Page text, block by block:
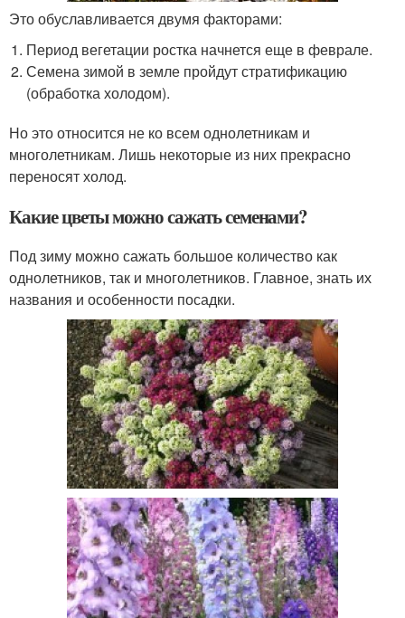
Это обуславливается двумя факторами:
Период вегетации ростка начнется еще в феврале.
Семена зимой в земле пройдут стратификацию
(обработка холодом).
Но это относится не ко всем однолетникам и
многолетникам. Лишь некоторые из них прекрасно
переносят холод.
Какие цветы можно сажать семенами?
Под зиму можно сажать большое количество как
однолетников, так и многолетников. Главное, знать их
названия и особенности посадки.